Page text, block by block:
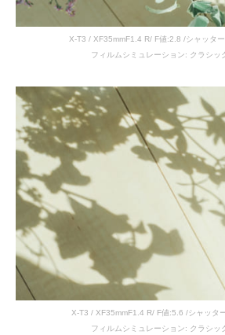
X-T3 / XF35mmF1.4 R/ F値:2.8 /シャッタ
フィルムシミュレーション: クラシッ
X-T3 / XF35mmF1.4 R/ F値:5.6 /シャッタ
フィルムシミュレーション: クラシッ